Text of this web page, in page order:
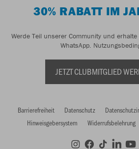
30% RABATT IM
Werde Teil unserer Community und
WhatsApp.
JETZT CLUBMITGLIED
Barrierefreiheit Datenschutz
Hinweisgebersystem
Widerrufsbelehrung